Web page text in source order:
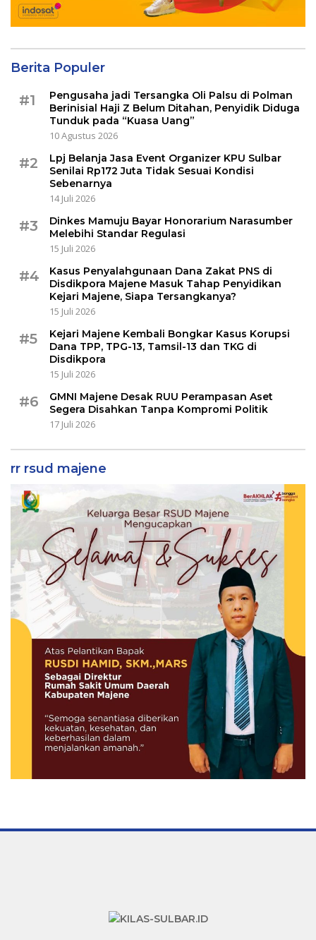
Berita Populer
#1
Pengusaha jadi Tersangka Oli Palsu di Polman
Berinisial Haji Z Belum Ditahan, Penyidik Diduga
Tunduk pada “Kuasa Uang”
10 Agustus 2026
#2
Lpj Belanja Jasa Event Organizer KPU Sulbar
Senilai Rp172 Juta Tidak Sesuai Kondisi
Sebenarnya
14 Juli 2026
#3
Dinkes Mamuju Bayar Honorarium Narasumber
Melebihi Standar Regulasi
15 Juli 2026
#4
Kasus Penyalahgunaan Dana Zakat PNS di
Disdikpora Majene Masuk Tahap Penyidikan
Kejari Majene, Siapa Tersangkanya?
15 Juli 2026
#5
Kejari Majene Kembali Bongkar Kasus Korupsi
Dana TPP, TPG-13, Tamsil-13 dan TKG di
Disdikpora
15 Juli 2026
#6
GMNI Majene Desak RUU Perampasan Aset
Segera Disahkan Tanpa Kompromi Politik
17 Juli 2026
rr rsud majene